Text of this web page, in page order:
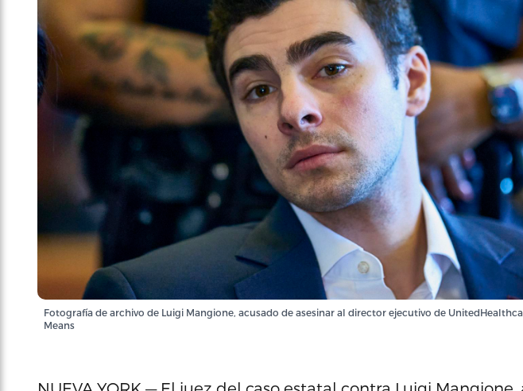
Fotografía de archivo de Luigi Mangione, acusado de asesinar al director ejecutivo de
Means